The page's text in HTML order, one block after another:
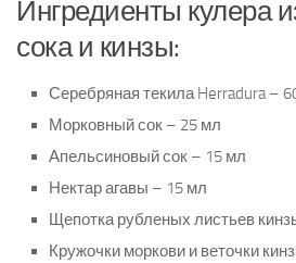
Ингредиенты кулера
сока и кинзы:
Серебряная текила Herradura –
Морковный сок – 25 мл
Апельсиновый сок – 15 мл
Нектар агавы – 15 мл
Щепотка рубленых листьев
Кружочки моркови и веточки